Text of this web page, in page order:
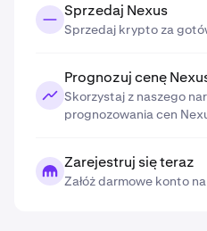
Sprzedaj Nexus
Sprzedaj krypto za
Prognozuj cenę
Skorzystaj z naszego
prognozowania cen
Zarejestruj się teraz
Załóż darmowe konto